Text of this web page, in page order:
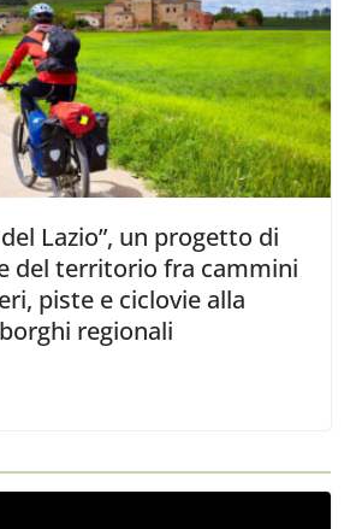
Lazio”, un progetto di
del territorio fra cammini
piste e ciclovie alla
regionali